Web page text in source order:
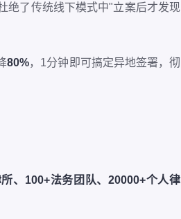
绝了传统线下模式中"立案后才发现
80%，1分钟即可搞定异地签署，彻
、100+法务团队、20000+个人律